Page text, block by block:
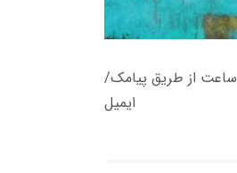
زمان تحویل کتاب های 600 هزار تومانی دانلود فوری از حساب کاربری می باشد، و زمان تحویل لینک دانلود کتاب های 500 هزار تومانی حداکثر 12 ساعت از طریق پیامک/
ایمیل